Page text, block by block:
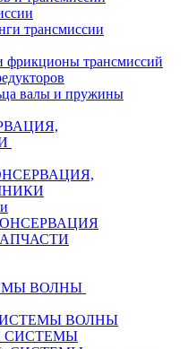
трансмиссии
фрикционы трансмиссий
валы и пружины
ВОЛНЫ
ВОЛНЫ
СИСТЕМЫ